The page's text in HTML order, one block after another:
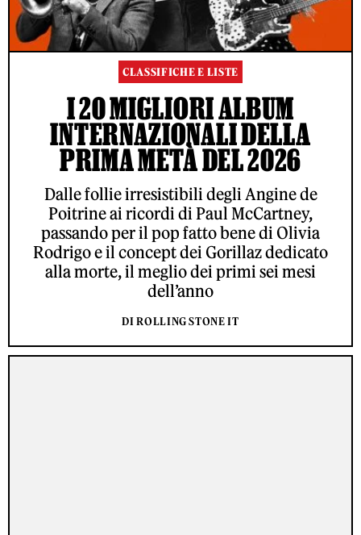
CLASSIFICHE E LISTE
I 20 MIGLIORI ALBUM
INTERNAZIONALI DELLA
PRIMA METÀ DEL 2026
Dalle follie irresistibili degli Angine de
Poitrine ai ricordi di Paul McCartney,
passando per il pop fatto bene di Olivia
Rodrigo e il concept dei Gorillaz dedicato
alla morte, il meglio dei primi sei mesi
dell’anno
DI ROLLING STONE IT